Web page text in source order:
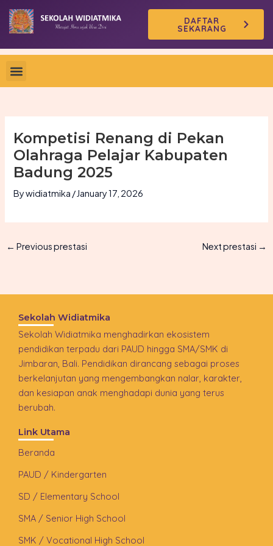
Skip
content
DAFTAR
SEKARANG
Kompetisi Renang di Pekan
Olahraga Pelajar Kabupaten
Badung 2025
Bywidiatmika /January 17, 2026
← Previous prestasi Next prestasi →
Sekolah Widiatmika
Sekolah Widiatmika menghadirkan ekosistem
pendidikan terpadu dari PAUD hingga SMA/SMK di
Jimbaran, Bali. Pendidikan dirancang sebagai proses
berkelanjutan yang mengembangkan nalar, karakter,
dan kesiapan anak menghadapi dunia yang terus
berubah.
Link Utama
Beranda
PAUD / Kindergarten
SD / Elementary School
SMA / Senior High School
SMK / Vocational High School